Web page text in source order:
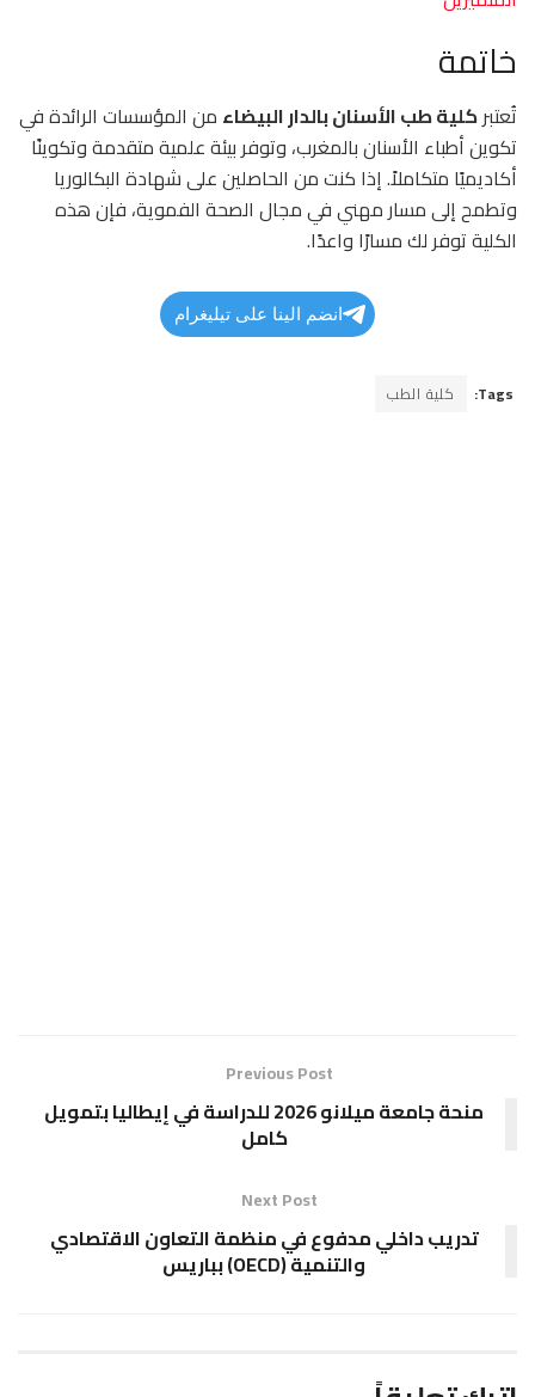
خاتمة
تُعتبركلية طب الأسنان بالدار البيضاء من المؤسسات الرائدة في
تكوين أطباء الأسنان بالمغرب، وتوفر بيئة علمية متقدمة وتكوينًا
أكاديميًا متكاملاً. إذا كنت من الحاصلين على شهادة البكالوريا
وتطمح إلى مسار مهني في مجال الصحة الفموية، فإن هذه
الكلية توفر لك مسارًا واعدًا.
انضم الينا على تيليغرام
Tags: كلية الطب
Previous Post
منحة جامعة ميلانو 2026 للدراسة في إيطاليا بتمويل
كامل
Next Post
تدريب داخلي مدفوع في منظمة التعاون الاقتصادي
والتنمية (OECD) بباريس